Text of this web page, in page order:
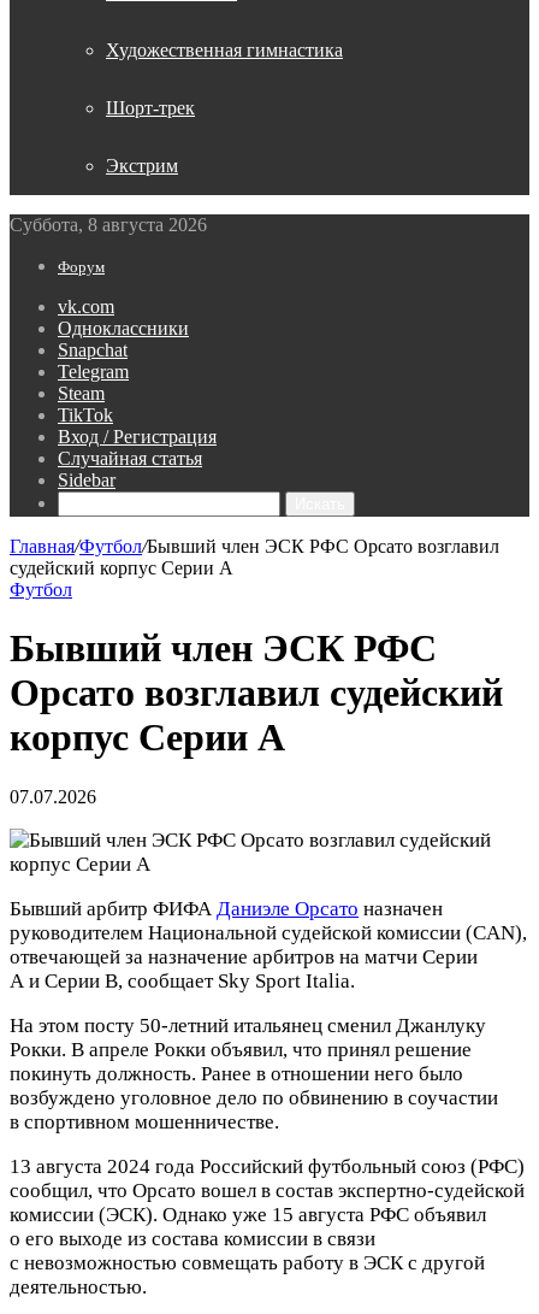
Художественная гимнастика
Шорт-трек
Экстрим
Суббота, 8 августа 2026
Форум
vk.com
Одноклассники
Snapchat
Telegram
Steam
TikTok
Вход / Регистрация
Случайная статья
Sidebar
Главная/Футбол/Бывший член ЭСК РФС Орсато возглавил
судейский корпус Серии А
Футбол
Бывший член ЭСК РФС
Орсато возглавил судейский
корпус Серии А
07.07.2026
Бывший арбитр ФИФА Даниэле Орсато назначен
руководителем Национальной судейской комиссии (CAN),
отвечающей за назначение арбитров на матчи Серии
А и Серии B, сообщает Sky Sport Italia.
На этом посту 50‑летний итальянец сменил Джанлуку
Рокки. В апреле Рокки объявил, что принял решение
покинуть должность. Ранее в отношении него было
возбуждено уголовное дело по обвинению в соучастии
в спортивном мошенничестве.
13 августа 2024 года Российский футбольный союз (РФС)
сообщил, что Орсато вошел в состав экспертно‑судейской
комиссии (ЭСК). Однако уже 15 августа РФС объявил
о его выходе из состава комиссии в связи
с невозможностью совмещать работу в ЭСК с другой
деятельностью.